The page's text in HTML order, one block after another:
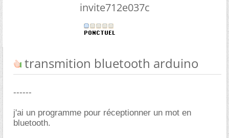
invite712e037c
transmition bluetooth arduino
------
j'ai un programme pour réceptionner un mot en
bluetooth.